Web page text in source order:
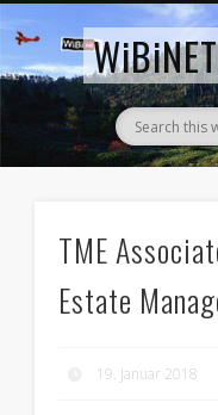
TME
Estate
19. Januar 2018